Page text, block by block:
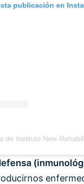
publicación en
de Instituto New